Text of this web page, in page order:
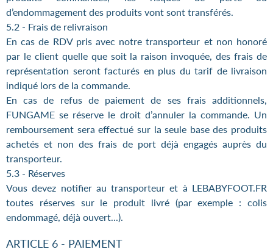
d’endommagement des produits vont sont transférés.
5.2 - Frais de relivraison
En cas de RDV pris avec notre transporteur et non honoré
par le client quelle que soit la raison invoquée, des frais de
représentation seront facturés en plus du tarif de livraison
indiqué lors de la commande.
En cas de refus de paiement de ses frais additionnels,
FUNGAME se réserve le droit d’annuler la commande. Un
remboursement sera effectué sur la seule base des produits
achetés et non des frais de port déjà engagés auprès du
transporteur.
5.3 - Réserves
Vous devez notifier au transporteur et à LEBABYFOOT.FR
toutes réserves sur le produit livré (par exemple : colis
endommagé, déjà ouvert...).
ARTICLE 6 - PAIEMENT